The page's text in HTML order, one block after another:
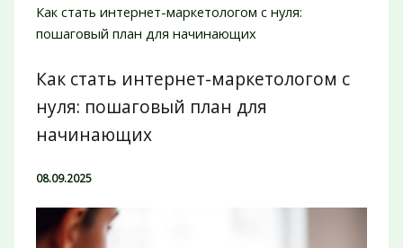
Как стать интернет-маркетологом с нуля:
пошаговый план для начинающих
Как стать интернет-маркетологом с
нуля: пошаговый план для
начинающих
08.09.2025